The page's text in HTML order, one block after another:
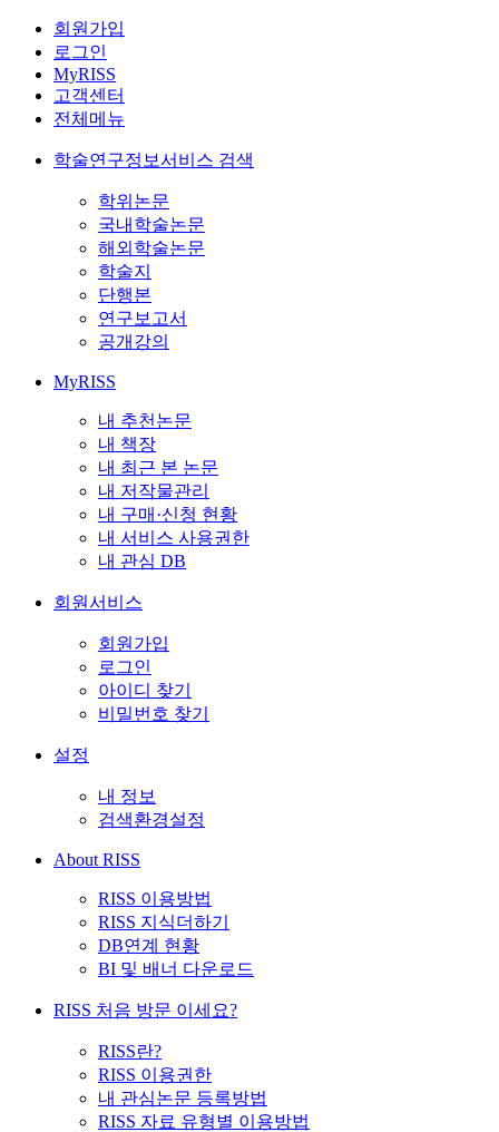
회원가입
로그인
MyRISS
고객센터
전체메뉴
학술연구정보서비스 검색
학위논문
국내학술논문
해외학술논문
학술지
단행본
연구보고서
공개강의
MyRISS
내 추천논문
내 책장
내 최근 본 논문
내 저작물관리
내 구매·신청 현황
내 서비스 사용권한
내 관심 DB
회원서비스
회원가입
로그인
아이디 찾기
비밀번호 찾기
설정
내 정보
검색환경설정
About RISS
RISS 이용방법
RISS 지식더하기
DB연계 현황
BI 및 배너 다운로드
RISS 처음 방문 이세요?
RISS란?
RISS 이용권한
내 관심논문 등록방법
RISS 자료 유형별 이용방법